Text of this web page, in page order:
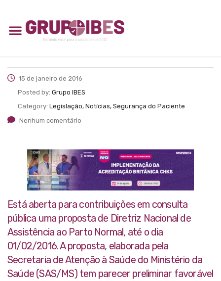
15 de janeiro de 2016
Posted by: Grupo IBES
Category: Legislação, Notícias, Segurança do Paciente
Nenhum comentário
Está aberta para contribuições em consulta
pública uma proposta de Diretriz Nacional de
Assistência ao Parto Normal, até o dia
01/02/2016. A proposta, elaborada pela
Secretaria de Atenção à Saúde do Ministério da
Saúde (SAS/MS) tem parecer preliminar favorável